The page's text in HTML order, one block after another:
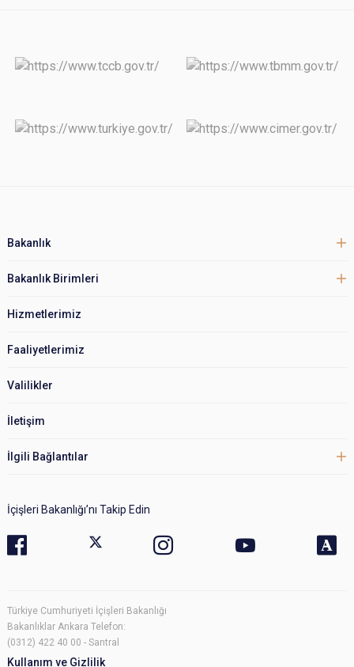
Bakanlık
Bakanlık Birimleri
Hizmetlerimiz
Faaliyetlerimiz
Valilikler
İletişim
İlgili Bağlantılar
İçişleri Bakanlığı’nı Takip Edin
Türkiye Cumhuriyeti İçişleri Bakanlığı
Bakanlıklar Ankara Telefon:
(0312) 422 40 00 - Santral
Kullanım ve Gizlilik